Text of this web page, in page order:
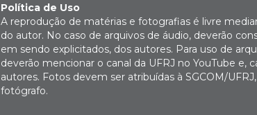
Política de Uso
A reprodução de matérias e fotografias é livre
do autor. No caso de arquivos de áudio, deverão
em sendo explicitados, dos autores. Para uso de
deverão mencionar o canal da UFRJ no YouTube e,
autores. Fotos devem ser atribuídas à SGCOM/
fotógrafo.